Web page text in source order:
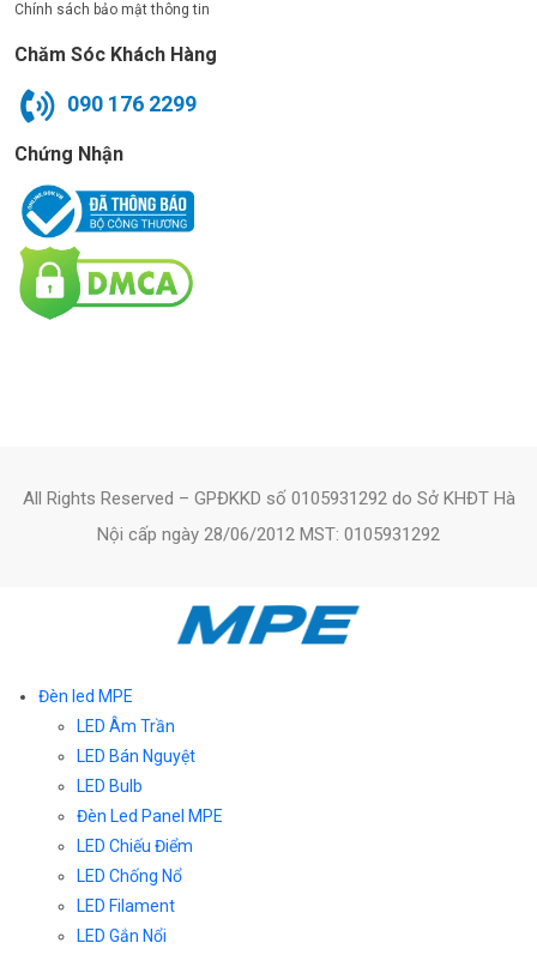
Chính sách bảo mật thông tin
Chăm Sóc Khách Hàng
090 176 2299
Chứng Nhận
All Rights Reserved – GPĐKKD số 0105931292 do Sở KHĐT Hà
Nội cấp ngày 28/06/2012 MST: 0105931292
Đèn led MPE
LED Âm Trần
LED Bán Nguyệt
LED Bulb
Đèn Led Panel MPE
LED Chiếu Điểm
LED Chống Nổ
LED Filament
LED Gắn Nổi